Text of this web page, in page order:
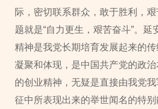
际，密切联系群众，敢于胜利，
题就是“自力更生，艰苦奋斗”。
精神是我党长期培育发展起来的
凝聚和体现，是中国共产党的政
的创业精神，无疑是直接由我党
征中所表现出来的举世闻名的特